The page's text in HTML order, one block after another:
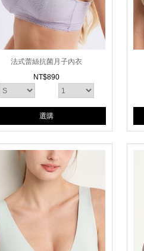
法式蕾絲抗菌月子內衣
NT$890
選購